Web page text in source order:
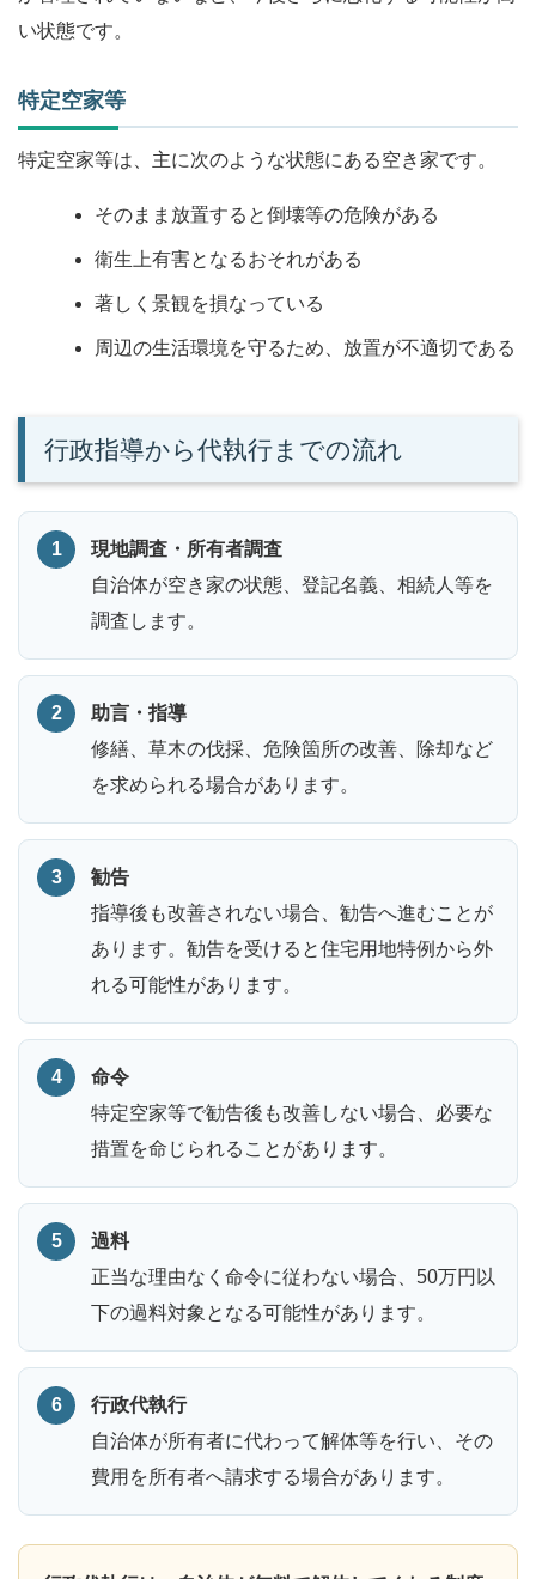
い状態です。
特定空家等
特定空家等は、主に次のような状態にある空き家です。
そのまま放置すると倒壊等の危険がある
衛生上有害となるおそれがある
著しく景観を損なっている
周辺の生活環境を守るため、放置が不適切である
行政指導から代執行までの流れ
現地調査・所有者調査
自治体が空き家の状態、登記名義、相続人等を
調査します。
助言・指導
修繕、草木の伐採、危険箇所の改善、除却など
を求められる場合があります。
勧告
指導後も改善されない場合、勧告へ進むことが
あります。勧告を受けると住宅用地特例から外
れる可能性があります。
命令
特定空家等で勧告後も改善しない場合、必要な
措置を命じられることがあります。
過料
正当な理由なく命令に従わない場合、50万円以
下の過料対象となる可能性があります。
行政代執行
自治体が所有者に代わって解体等を行い、その
費用を所有者へ請求する場合があります。